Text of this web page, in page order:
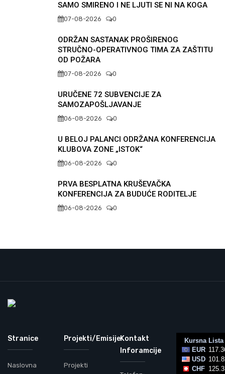
SAMO SMIRENO I NE LJUTI SE NI NA KOGA
07-08-2026 0
ODRŽAN SASTANAK PROŠIRENOG
STRUČNO-OPERATIVNOG TIMA ZA ZAŠTITU
OD POŽARA
07-08-2026 0
URUČENE 72 SUBVENCIJE ZA
SAMOZAPOŠLJAVANJE
06-08-2026 0
U BELOJ PALANCI ODRŽANA KONFERENCIJA
KLUBOVA ZONE „ISTOK“
06-08-2026 0
PRVA BESPLATNA KRUŠEVAČKA
KONFERENCIJA ZA BUDUĆE RODITELJE
06-08-2026 0
Stranice
Naslovna
Projekti/Emisije
Projekti
Kontakt
Inforamcije